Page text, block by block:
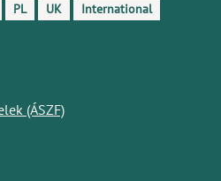
PL UK International
(ÁSZF)